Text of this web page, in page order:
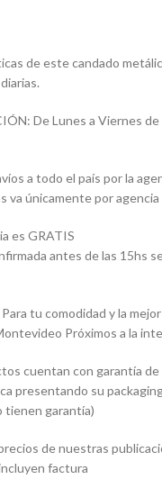
de este candado
De Lunes a Viernes de
a todo el país por la
va únicamente por agencia
es GRATIS
antes de las 15hs
tu comodidad y la
Próximos a la
cuentan con garantía de
presentando su
tienen garantía)
de nuestras
factura